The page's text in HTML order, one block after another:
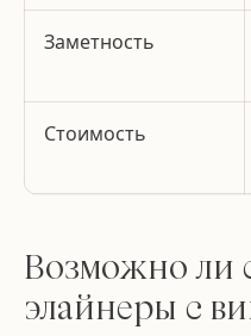
Заметность
Стоимость
Возможно ли
элайнеры с